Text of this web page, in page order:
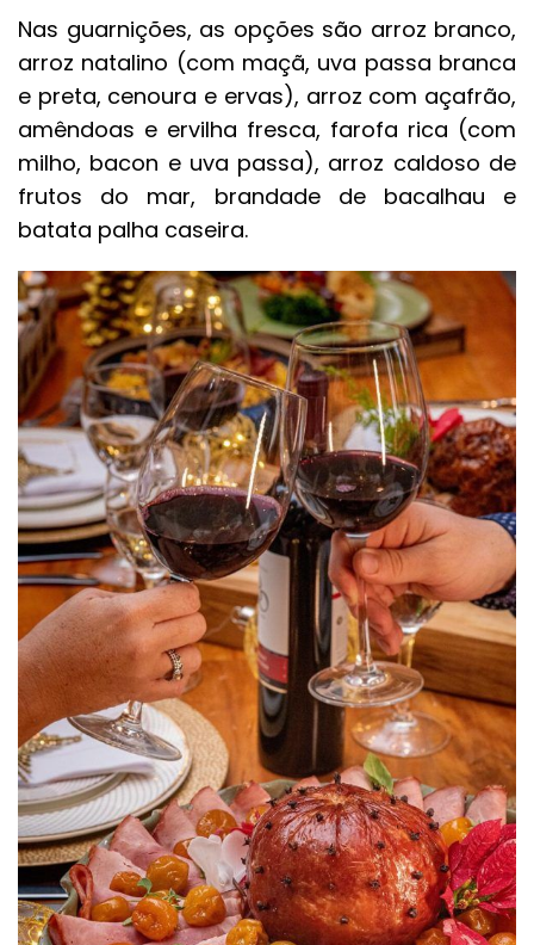
Nas guarnições, as opções são arroz branco,
arroz natalino (com maçã, uva passa branca
e preta, cenoura e ervas), arroz com açafrão,
amêndoas e ervilha fresca, farofa rica (com
milho, bacon e uva passa), arroz caldoso de
frutos do mar, brandade de bacalhau e
batata palha caseira.